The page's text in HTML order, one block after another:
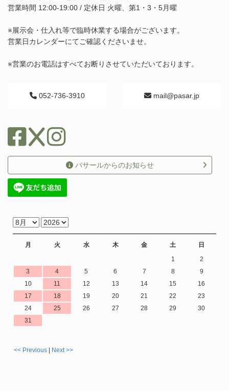
営業時間 12:00-19:00 / 定休日 火曜、第1・3・5月曜
※展示会・仕入れ等で臨時休業する場合がございます。
営業日カレンダーにてご確認くださいませ。
※営業のお電話はすべてお断りさせていただいております。
052-736-3910 mail@pasar.jp
パサールからのお知らせ
月 火 水 木 金 土 日
<< Previous Next >>
1
2
3
4 5 6 7 8
9
10
11 12 13 14 15
16
17
18 19 20 21 22
23
24
25 26 27 28 29
30
31